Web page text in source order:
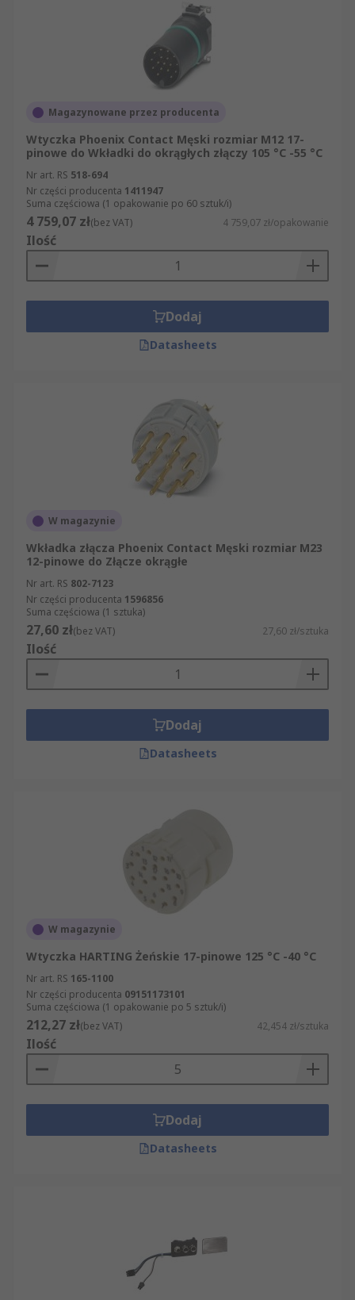
Magazynowane przez producenta
Wtyczka Phoenix Contact Męski rozmiar M12 17-
pinowe do Wkładki do okrągłych złączy 105 °C -55 °C
Nr art. RS 518-694
Nr części producenta 1411947
Suma częściowa (1 opakowanie po 60 sztuk/i)
4 759,07 zł(bez VAT) 4 759,07 zł/opakowanie
Ilość
Dodaj
Datasheets
W magazynie
Wkładka złącza Phoenix Contact Męski rozmiar M23
12-pinowe do Złącze okrągłe
Nr art. RS 802-7123
Nr części producenta 1596856
Suma częściowa (1 sztuka)
27,60 zł(bez VAT) 27,60 zł/sztuka
Ilość
Dodaj
Datasheets
W magazynie
Wtyczka HARTING Żeńskie 17-pinowe 125 °C -40 °C
Nr art. RS 165-1100
Nr części producenta 09151173101
Suma częściowa (1 opakowanie po 5 sztuk/i)
212,27 zł(bez VAT) 42,454 zł/sztuka
Ilość
Dodaj
Datasheets